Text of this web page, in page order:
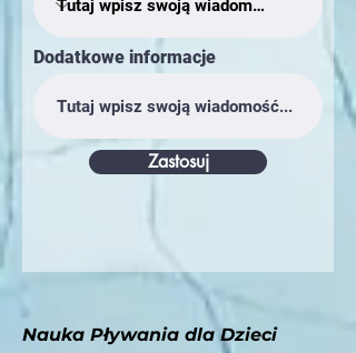
Dodatkowe informacje
Zastosuj
Nauka Pływania dla Dzieci